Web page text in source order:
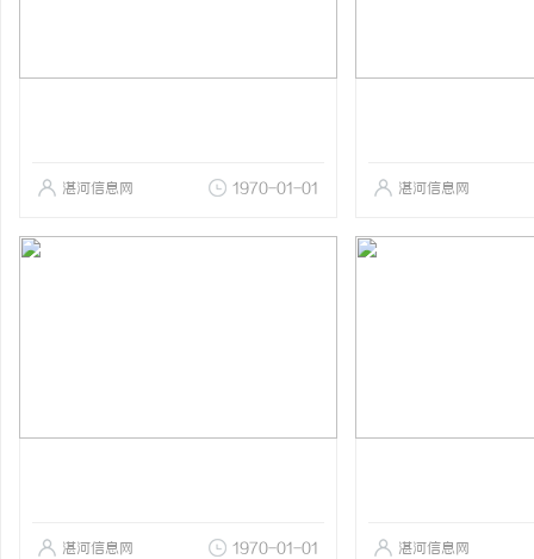
湛河信息网 1970-01-01 湛河信息网
湛河信息网 1970-01-01 湛河信息网